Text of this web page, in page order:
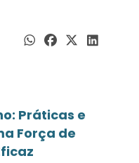
Práticas e
Força de